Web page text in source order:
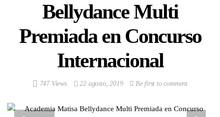
Bellydance Multi
Premiada en Concurso
Internacional
747 Views 22 agosto, 2019 Be first to comment